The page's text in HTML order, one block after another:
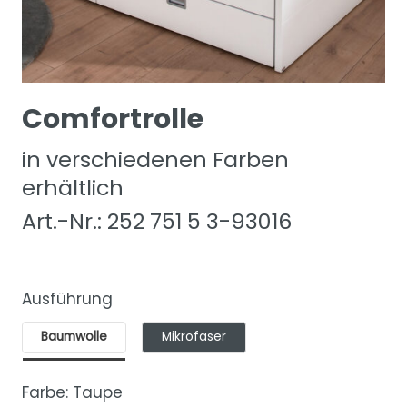
Comfortrolle
in verschiedenen Farben
erhältlich
Art.-Nr.: 252 751 5 3-93016
Ausführung
Baumwolle Mikrofaser
Farbe: Taupe